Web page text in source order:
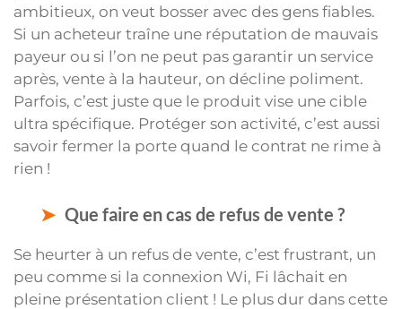
ambitieux, on veut bosser avec des gens fiables.
Si un acheteur traîne une réputation de mauvais
payeur ou si l’on ne peut pas garantir un service
après, vente à la hauteur, on décline poliment.
Parfois, c’est juste que le produit vise une cible
ultra spécifique. Protéger son activité, c’est aussi
savoir fermer la porte quand le contrat ne rime à
rien !
Que faire en cas de refus de vente ?
Se heurter à un refus de vente, c’est frustrant, un
peu comme si la connexion Wi, Fi lâchait en
pleine présentation client ! Le plus dur dans cette